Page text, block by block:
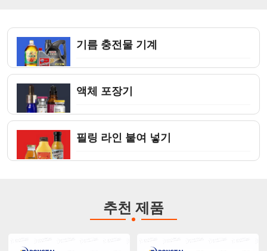
기름 충전물 기계
액체 포장기
필링 라인 붙여 넣기
추천 제품